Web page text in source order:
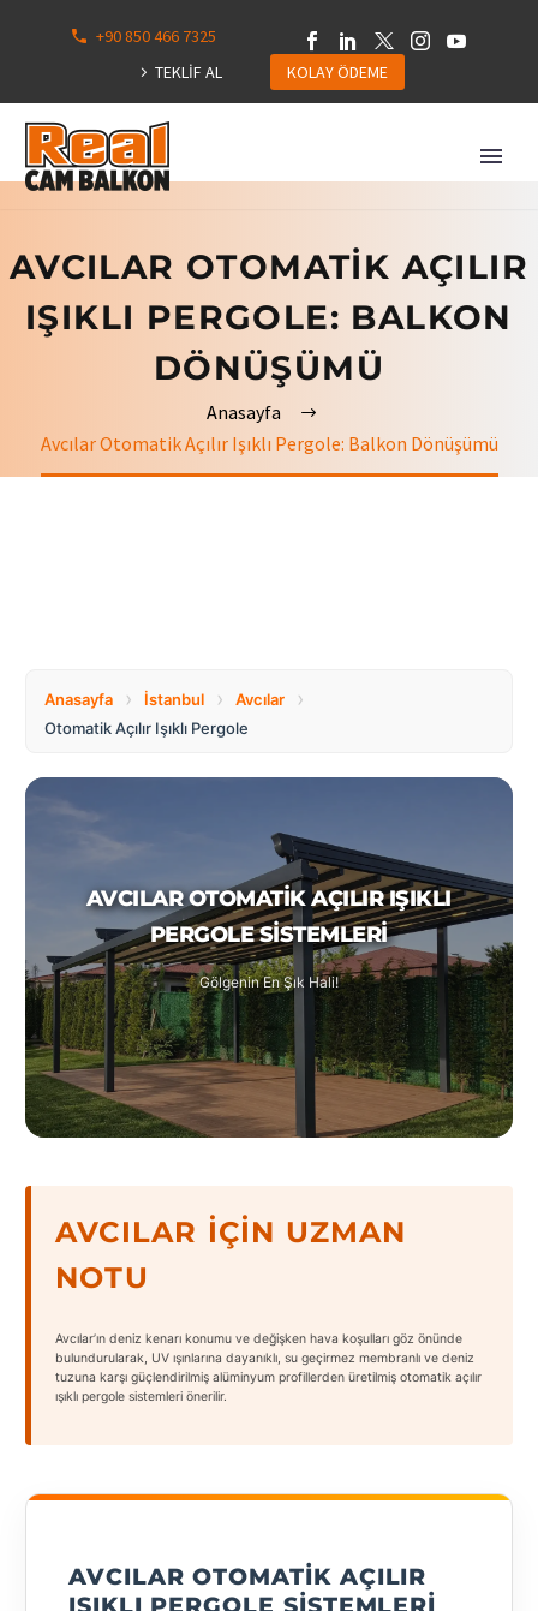
+90 850 466 7325
TEKLİF AL
KOLAY ÖDEME
AVCILAR OTOMATIK AÇILIR
IŞIKLI PERGOLE: BALKON
DÖNÜŞÜMÜ
Anasayfa
Avcılar Otomatik Açılır Işıklı Pergole: Balkon Dönüşümü
Anasayfa › İstanbul › Avcılar ›
Otomatik Açılır Işıklı Pergole
AVCILAR OTOMATIK AÇILIR IŞIKLI
PERGOLE SISTEMLERI
Gölgenin En Şık Hali!
AVCILAR İÇIN UZMAN
NOTU
Avcılar’ın deniz kenarı konumu ve değişken hava koşulları göz önünde
bulundurularak, UV ışınlarına dayanıklı, su geçirmez membranlı ve deniz
tuzuna karşı güçlendirilmiş alüminyum profillerden üretilmiş otomatik açılır
ışıklı pergole sistemleri önerilir.
AVCILAR OTOMATIK AÇILIR
113
Hepsini
Göster
Bulgaria
Canada
Czech
Republic
Netherlands
Poland
Romania
Switzerland
Turkey
United
States
Tüm
Şehirler
Adana
Adıyaman
Balıkesir